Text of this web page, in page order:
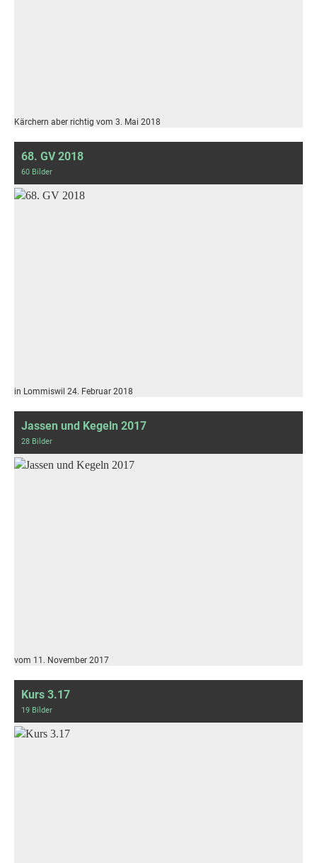
Kärchern aber richtig vom 3. Mai 2018
68. GV 2018
60 Bilder
in Lommiswil 24. Februar 2018
Jassen und Kegeln 2017
28 Bilder
vom 11. November 2017
Kurs 3.17
19 Bilder